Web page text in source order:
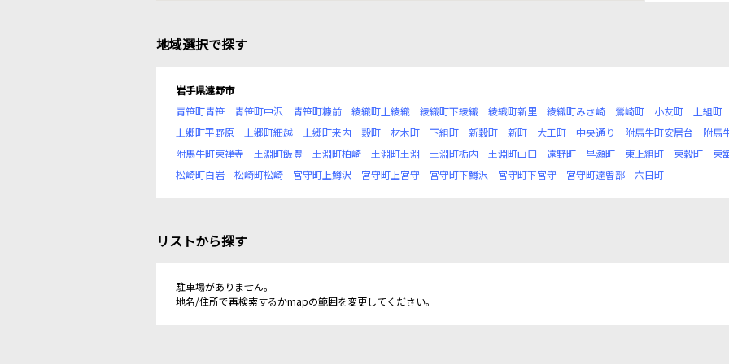
地域選択で探す
岩手県遠野市
青笹町青笹
青笹町中沢 青笹町糠前 綾織町上綾織 綾織町下綾織 綾織町新里 綾織町みさ崎 鶯崎町 小友町
上組町
上郷町平野原
上郷町細越 上郷町来内 穀町 材木町 下組町 新穀町 新町 大工町 中央通り 附馬牛町安居台
附馬
附馬牛町東禅寺
土淵町飯豊 土淵町柏崎 土淵町土淵 土淵町栃内 土淵町山口 遠野町 早瀬町 東上組町 東穀町
東
松崎町白岩
松崎町松崎 宮守町上鱒沢 宮守町上宮守 宮守町下鱒沢 宮守町下宮守 宮守町達曽部 六日町
リストから探す
駐車場がありません。
地名/住所で再検索するかmapの範囲を変更してください。